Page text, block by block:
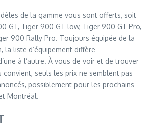
de la gamme vous sont offerts, soit
GT, Tiger 900 GT low, Tiger 900 GT Pro,
900 Rally Pro. Toujours équipée de la
la liste d’équipement diffère
à l’autre. À vous de voir et de trouver
convient, seuls les prix ne semblent pas
possiblement pour les prochains
Montréal.